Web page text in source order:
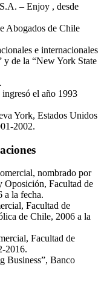
– Enjoy , desde
Abogados de Chile
e internacionales
y de la “New York State
el año 1993
York, Estados Unidos
2002.
nombrado por
Oposición, Facultad de
a la fecha.
Facultad de
de Chile, 2006 a la
Facultad de
2016.
Business”, Banco